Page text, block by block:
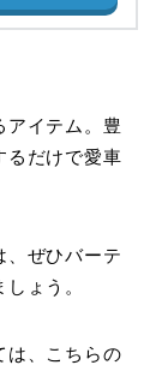
アイテム。豊
るだけで愛車
、ぜひバーテ
ょう。
は、こちらの